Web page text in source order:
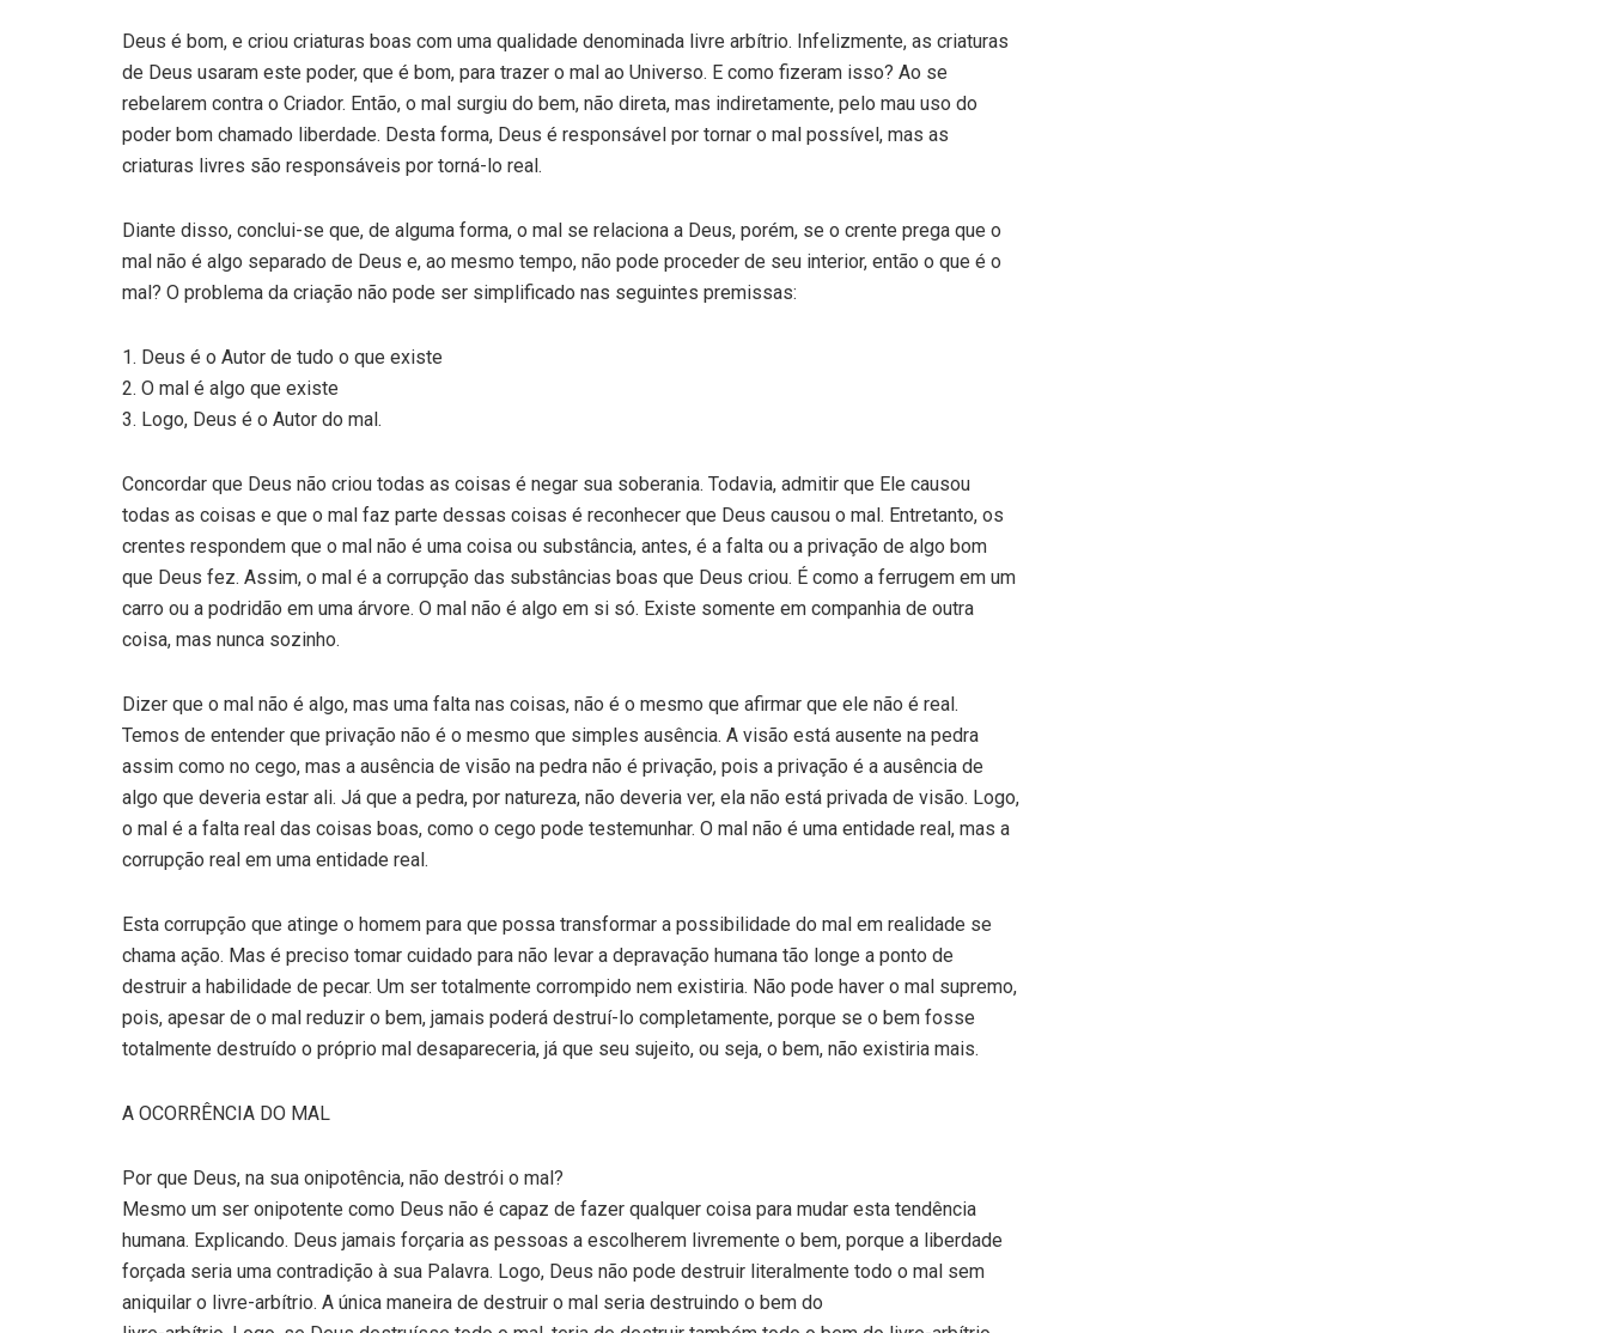
Deus é bom, e criou criaturas boas com uma qualidade denominada livre arbítrio. Infelizmente, as criaturas
de Deus usaram este poder, que é bom, para trazer o mal ao Universo. E como fizeram isso? Ao se
rebelarem contra o Criador. Então, o mal surgiu do bem, não direta, mas indiretamente, pelo mau uso do
poder bom chamado liberdade. Desta forma, Deus é responsável por tornar o mal possível, mas as
criaturas livres são responsáveis por torná-lo real.
Diante disso, conclui-se que, de alguma forma, o mal se relaciona a Deus, porém, se o crente prega que o
mal não é algo separado de Deus e, ao mesmo tempo, não pode proceder de seu interior, então o que é o
mal? O problema da criação não pode ser simplificado nas seguintes premissas:
1. Deus é o Autor de tudo o que existe
2. O mal é algo que existe
3. Logo, Deus é o Autor do mal.
Concordar que Deus não criou todas as coisas é negar sua soberania. Todavia, admitir que Ele causou
todas as coisas e que o mal faz parte dessas coisas é reconhecer que Deus causou o mal. Entretanto, os
crentes respondem que o mal não é uma coisa ou substância, antes, é a falta ou a privação de algo bom
que Deus fez. Assim, o mal é a corrupção das substâncias boas que Deus criou. É como a ferrugem em um
carro ou a podridão em uma árvore. O mal não é algo em si só. Existe somente em companhia de outra
coisa, mas nunca sozinho.
Dizer que o mal não é algo, mas uma falta nas coisas, não é o mesmo que afirmar que ele não é real.
Temos de entender que privação não é o mesmo que simples ausência. A visão está ausente na pedra
assim como no cego, mas a ausência de visão na pedra não é privação, pois a privação é a ausência de
algo que deveria estar ali. Já que a pedra, por natureza, não deveria ver, ela não está privada de visão. Logo,
o mal é a falta real das coisas boas, como o cego pode testemunhar. O mal não é uma entidade real, mas a
corrupção real em uma entidade real.
Esta corrupção que atinge o homem para que possa transformar a possibilidade do mal em realidade se
chama ação. Mas é preciso tomar cuidado para não levar a depravação humana tão longe a ponto de
destruir a habilidade de pecar. Um ser totalmente corrompido nem existiria. Não pode haver o mal supremo,
pois, apesar de o mal reduzir o bem, jamais poderá destruí-lo completamente, porque se o bem fosse
totalmente destruído o próprio mal desapareceria, já que seu sujeito, ou seja, o bem, não existiria mais.
A OCORRÊNCIA DO MAL
Por que Deus, na sua onipotência, não destrói o mal?
Mesmo um ser onipotente como Deus não é capaz de fazer qualquer coisa para mudar esta tendência
humana. Explicando. Deus jamais forçaria as pessoas a escolherem livremente o bem, porque a liberdade
forçada seria uma contradição à sua Palavra. Logo, Deus não pode destruir literalmente todo o mal sem
aniquilar o livre-arbítrio. A única maneira de destruir o mal seria destruindo o bem do